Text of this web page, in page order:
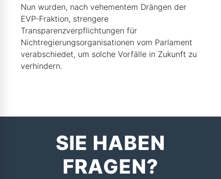
Nun wurden, nach vehementem Drängen der
EVP-Fraktion, strengere
Transparenzverpflichtungen für
Nichtregierungsorganisationen vom Parlament
verabschiedet, um solche Vorfälle in Zukunft zu
verhindern.
SIE HABEN
FRAGEN?